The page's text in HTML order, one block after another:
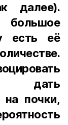
далее).
есть её
дать
на почки,